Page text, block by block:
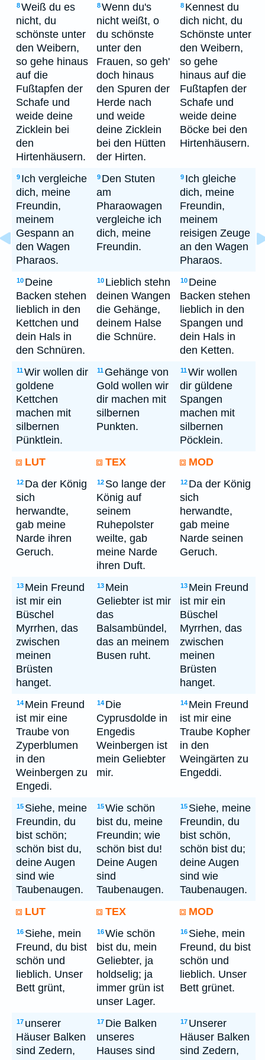
8Weiß du es
nicht, du
schönste unter
den Weibern,
so gehe hinaus
auf die
Fußtapfen der
Schafe und
weide deine
Zicklein bei
den
Hirtenhäusern.
8Wenn du's
nicht weißt, o
du schönste
unter den
Frauen, so geh'
doch hinaus
den Spuren der
Herde nach
und weide
deine Zicklein
bei den Hütten
der Hirten.
8 Kennest du
dich nicht, du
Schönste unter
den Weibern,
so gehe
hinaus auf die
Fußtapfen der
Schafe und
weide deine
Böcke bei den
Hirtenhäusern.
9 Ich vergleiche
dich, meine
Freundin,
meinem
Gespann an
den Wagen
Pharaos.
9 Den Stuten
am
Pharaowagen
vergleiche ich
dich, meine
Freundin.
9 Ich gleiche
dich, meine
Freundin,
meinem
reisigen Zeuge
an den Wagen
Pharaos.
10 Deine
Backen stehen
lieblich in den
Kettchen und
dein Hals in
den Schnüren.
10 Lieblich stehn
deinen Wangen
die Gehänge,
deinem Halse
die Schnüre.
10 Deine
Backen stehen
lieblich in den
Spangen und
dein Hals in
den Ketten.
11Wir wollen dir
goldene
Kettchen
machen mit
silbernen
Pünktlein.
11 Gehänge von
Gold wollen wir
dir machen mit
silbernen
Punkten.
11Wir wollen
dir güldene
Spangen
machen mit
silbernen
Pöcklein.
LUT
TEX MOD
12 Da der König
sich
herwandte,
gab meine
Narde ihren
Geruch.
12 So lange der
König auf
seinem
Ruhepolster
weilte, gab
meine Narde
ihren Duft.
12 Da der König
sich
herwandte,
gab meine
Narde seinen
Geruch.
13 Mein Freund
ist mir ein
Büschel
Myrrhen, das
zwischen
meinen
Brüsten
hanget.
13 Mein
Geliebter ist mir
das
Balsambündel,
das an meinem
Busen ruht.
13 Mein Freund
ist mir ein
Büschel
Myrrhen, das
zwischen
meinen
Brüsten
hanget.
14 Mein Freund
ist mir eine
Traube von
Zyperblumen
in den
Weinbergen zu
Engedi.
14 Die
Cyprusdolde in
Engedis
Weinbergen ist
mein Geliebter
mir.
14 Mein Freund
ist mir eine
Traube Kopher
in den
Weingärten zu
Engeddi.
15 Siehe, meine
Freundin, du
bist schön;
schön bist du,
deine Augen
sind wie
Taubenaugen.
15Wie schön
bist du, meine
Freundin; wie
schön bist du!
Deine Augen
sind
Taubenaugen.
15 Siehe, meine
Freundin, du
bist schön,
schön bist du;
deine Augen
sind wie
Taubenaugen.
LUT
TEX MOD
16 Siehe, mein
Freund, du bist
schön und
lieblich. Unser
Bett grünt,
16Wie schön
bist du, mein
Geliebter, ja
holdselig; ja
immer grün ist
unser Lager.
16 Siehe, mein
Freund, du bist
schön und
lieblich. Unser
Bett grünet.
17 unserer
Häuser Balken
sind Zedern,
17 Die Balken
unseres
Hauses sind
17 Unserer
Häuser Balken
sind Zedern,